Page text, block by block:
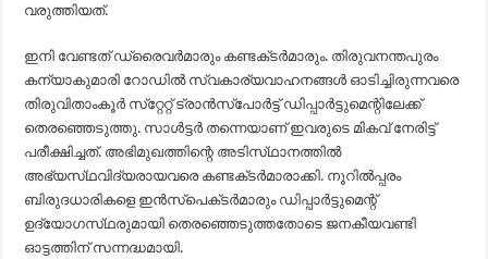
വരുത്തിയത്‌.
ഇനി വേണ്ടത്‌ ഡ്രൈവര്‍മാരും കണ്ടക്‌ടര്‍മാരും. തിരുവനന്തപുരം
കന്യാകുമാരി റോഡില്‍ സ്വകാര്യവാഹനങ്ങള്‍ ഓടിച്ചിരുന്നവരെ
തിരുവിതാംകൂര്‍ സ്‌റ്റേറ്റ്‌ ട്രാന്‍സ്‌പോര്‍ട്ട്‌ ഡിപ്പാര്‍ട്ടുമെന്റിലേക്ക്‌
തെരഞ്ഞെടുത്തു. സാള്‍ട്ടര്‍ തന്നെയാണ്‌ ഇവരുടെ മികവ്‌ നേരിട്ട്‌
പരീക്ഷിച്ചത്‌. അഭിമുഖത്തിന്റെ അടിസ്‌ഥാനത്തില്‍
അഭ്യസ്‌ഥവിദ്യരായവരെ കണ്ടക്‌ടര്‍മാരാക്കി. നൂറില്‍പ്പരം
ബിരുദധാരികളെ ഇന്‍സ്‌പെക്‌ടര്‍മാരും ഡിപ്പാര്‍ട്ടുമെന്റ്‌
ഉദ്യോഗസ്‌ഥരുമായി തെരഞ്ഞെടുത്തതോടെ ജനകീയവണ്ടി
ഓട്ടത്തിന്‌ സന്നദ്ധമായി.